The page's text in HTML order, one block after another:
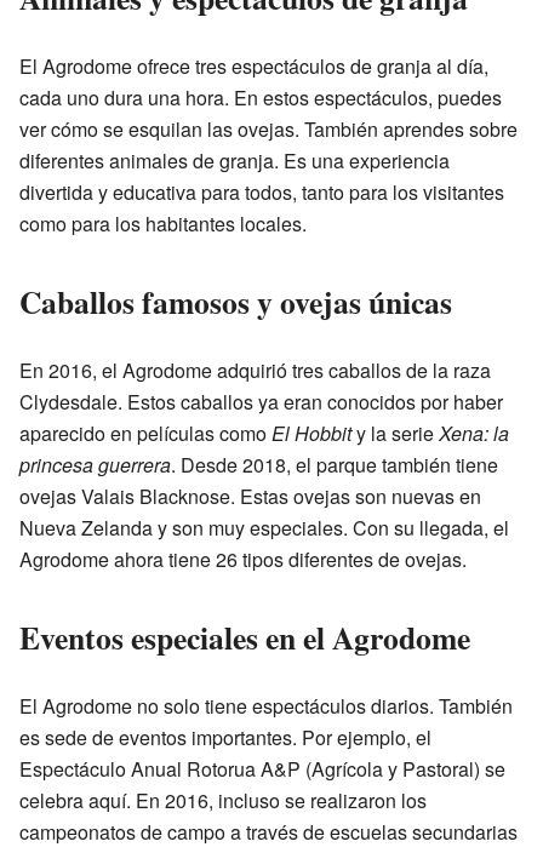
El Agrodome ofrece tres espectáculos de granja al día,
cada uno dura una hora. En estos espectáculos, puedes
ver cómo se esquilan las ovejas. También aprendes sobre
diferentes animales de granja. Es una experiencia
divertida y educativa para todos, tanto para los visitantes
como para los habitantes locales.
Caballos famosos y ovejas únicas
En 2016, el Agrodome adquirió tres caballos de la raza
Clydesdale. Estos caballos ya eran conocidos por haber
aparecido en películas comoEl Hobbity la serieXena: la
princesa guerrera. Desde 2018, el parque también tiene
ovejas Valais Blacknose. Estas ovejas son nuevas en
Nueva Zelanda y son muy especiales. Con su llegada, el
Agrodome ahora tiene 26 tipos diferentes de ovejas.
Eventos especiales en el Agrodome
El Agrodome no solo tiene espectáculos diarios. También
es sede de eventos importantes. Por ejemplo, el
Espectáculo Anual Rotorua A&P (Agrícola y Pastoral) se
celebra aquí. En 2016, incluso se realizaron los
campeonatos de campo a través de escuelas secundarias